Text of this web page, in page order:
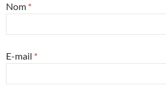
Nom *
E-mail *